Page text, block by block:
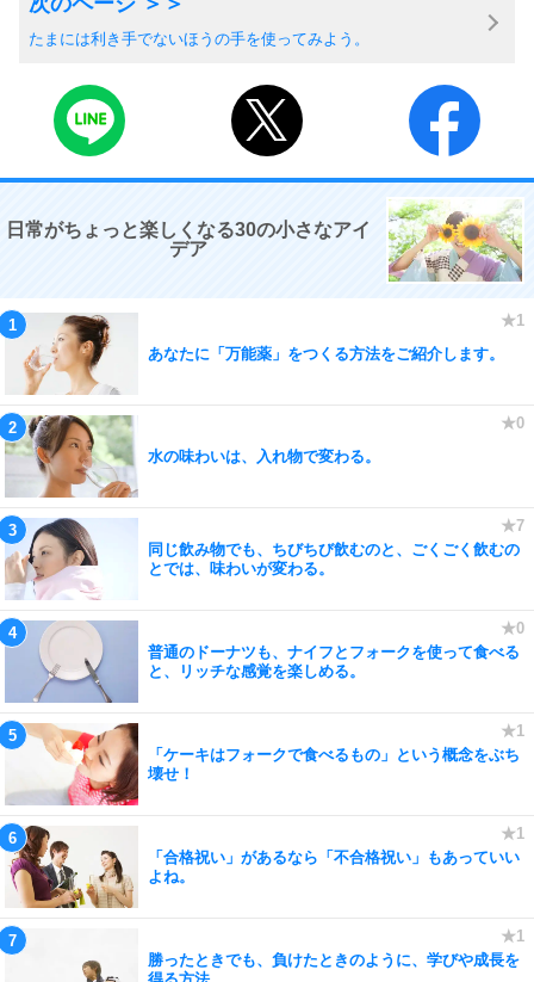
たまには利き手でないほうの手を使ってみよう。
日常がちょっと楽しくなる30の小さなアイ
デア
あなたに「万能薬」をつくる方法をご紹介します。
水の味わいは、入れ物で変わる。
同じ飲み物でも、ちびちび飲むのと、ごくごく飲むの
とでは、味わいが変わる。
普通のドーナツも、ナイフとフォークを使って食べる
と、リッチな感覚を楽しめる。
「ケーキはフォークで食べるもの」という概念をぶち
壊せ！
「合格祝い」があるなら「不合格祝い」もあっていい
よね。
勝ったときでも、負けたときのように、学びや成長を
得る方法。